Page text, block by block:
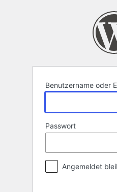
Benutzername oder
Passwort
Angemeldet